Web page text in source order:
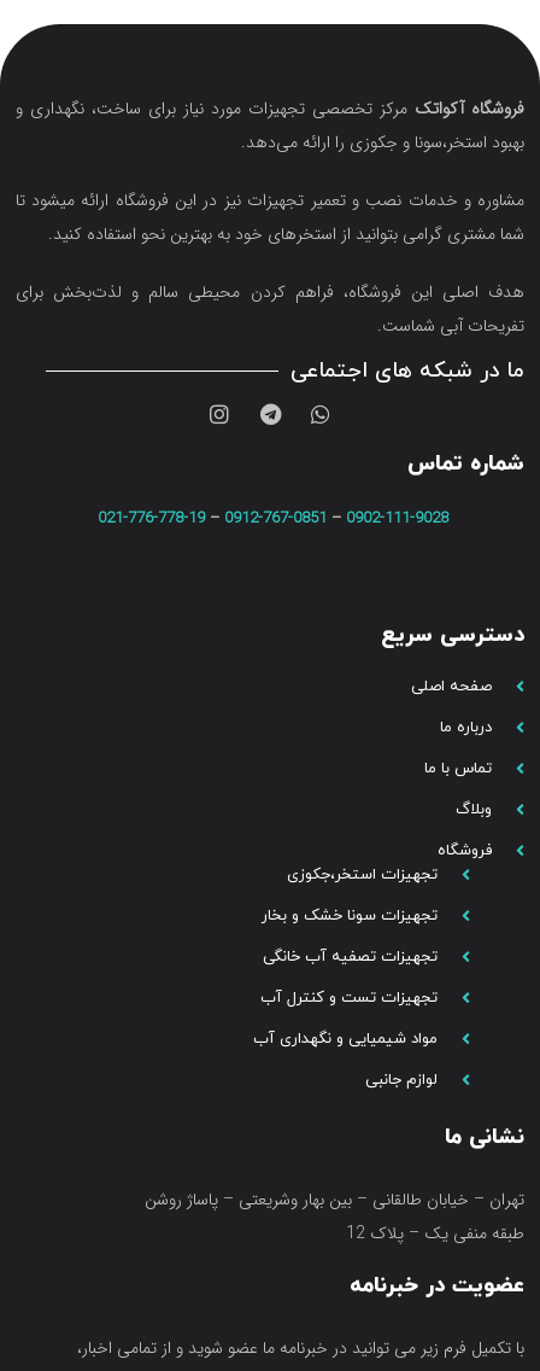
فروشگاه آکواتک مرکز تخصصی تجهیزات مورد نیاز برای ساخت، نگهداری و
بهبود استخر،سونا و جکوزی را ارائه می‌دهد.
مشاوره و خدمات نصب و تعمیر تجهیزات نیز در این فروشگاه ارائه میشود تا
شما مشتری گرامی بتوانید از استخرهای خود به بهترین نحو استفاده کنید.
هدف اصلی این فروشگاه‌، فراهم کردن محیطی سالم و لذت‌بخش برای
تفریحات آبی شماست.
ما در شبکه های اجتماعی
شماره تماس
0902-111-9028
–
0912-767-0851
–
021-776-778-19
دسترسی سریع
صفحه اصلی
درباره ما
تماس با ما
وبلاگ
فروشگاه
تجهیزات استخر،جکوزی
تجهیزات سونا خشک و بخار
تجهیزات تصفیه آب خانگی
تجهیزات تست و کنترل آب
مواد شیمیایی و نگهداری آب
لوازم جانبی
نشانی ما
تهران – خیابان طالقانی – بین بهار وشریعتی – پاساژ روشن
طبقه منفی یک – پلاک 12
عضویت در خبرنامه
با تکمیل فرم زیر می توانید در خبرنامه ما عضو شوید و از تمامی اخبار،